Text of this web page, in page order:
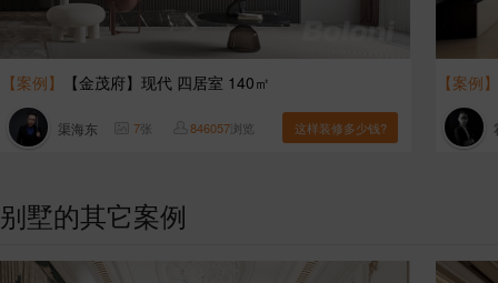
【案例】 【金茂府】现代 四居室 140㎡
渠海东 7张 846057浏览 这样装修多少钱?
【案例】
别墅的其它案例